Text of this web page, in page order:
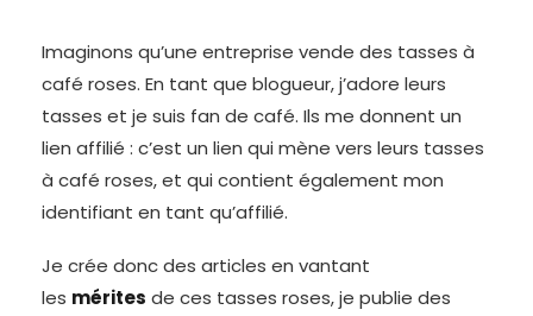
Imaginons qu’une entreprise vende des tasses à
café roses. En tant que blogueur, j’adore leurs
tasses et je suis fan de café. Ils me donnent un
lien affilié : c’est un lien qui mène vers leurs tasses
à café roses, et qui contient également mon
identifiant en tant qu’affilié.
Je crée donc des articles en vantant
les mérites de ces tasses roses, je publie des